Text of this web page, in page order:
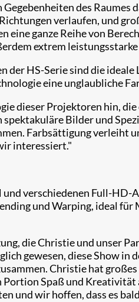
des
verlaufen, und
ganze Reihe von
extrem
HS-Serie sind die
eine unglaubliche
dieser Projektoren hin,
Bilder und
Farbsättigung verleiht
interessiert."
verschiedenen Full-
und Warping, ideal
die Christie und unser
gewesen, diese Show
Christie hat
Spaß und
und wir hoffen, dass es